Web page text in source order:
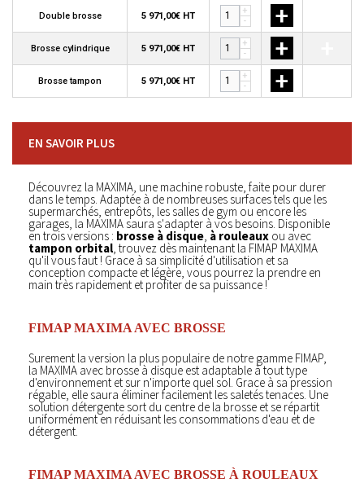
Double brosse 5 971,00€ HT
+
-
+
Brosse cylindrique 5 971,00€ HT
+
-
+
Brosse tampon 5 971,00€ HT
+
-
+
EN SAVOIR PLUS
Découvrez la MAXIMA, une machine robuste, faite pour durer
dans le temps. Adaptée à de nombreuses surfaces tels que les
supermarchés, entrepôts, les salles de gym ou encore les
garages, la MAXIMA saura s'adapter à vos besoins. Disponible
en trois versions : brosse à disque, à rouleaux ou avec
tampon orbital, trouvez dès maintenant la FIMAP MAXIMA
qu'il vous faut ! Grace à sa simplicité d'utilisation et sa
conception compacte et légère, vous pourrez la prendre en
main très rapidement et profiter de sa puissance !
FIMAP MAXIMA AVEC BROSSE
Surement la version la plus populaire de notre gamme FIMAP,
la MAXIMA avec brosse à disque est adaptable à tout type
d'environnement et sur n'importe quel sol. Grace à sa pression
régable, elle saura éliminer facilement les saletés tenaces. Une
solution détergente sort du centre de la brosse et se répartit
uniformément en réduisant les consommations d'eau et de
détergent.
FIMAP MAXIMA AVEC BROSSE À ROULEAUX